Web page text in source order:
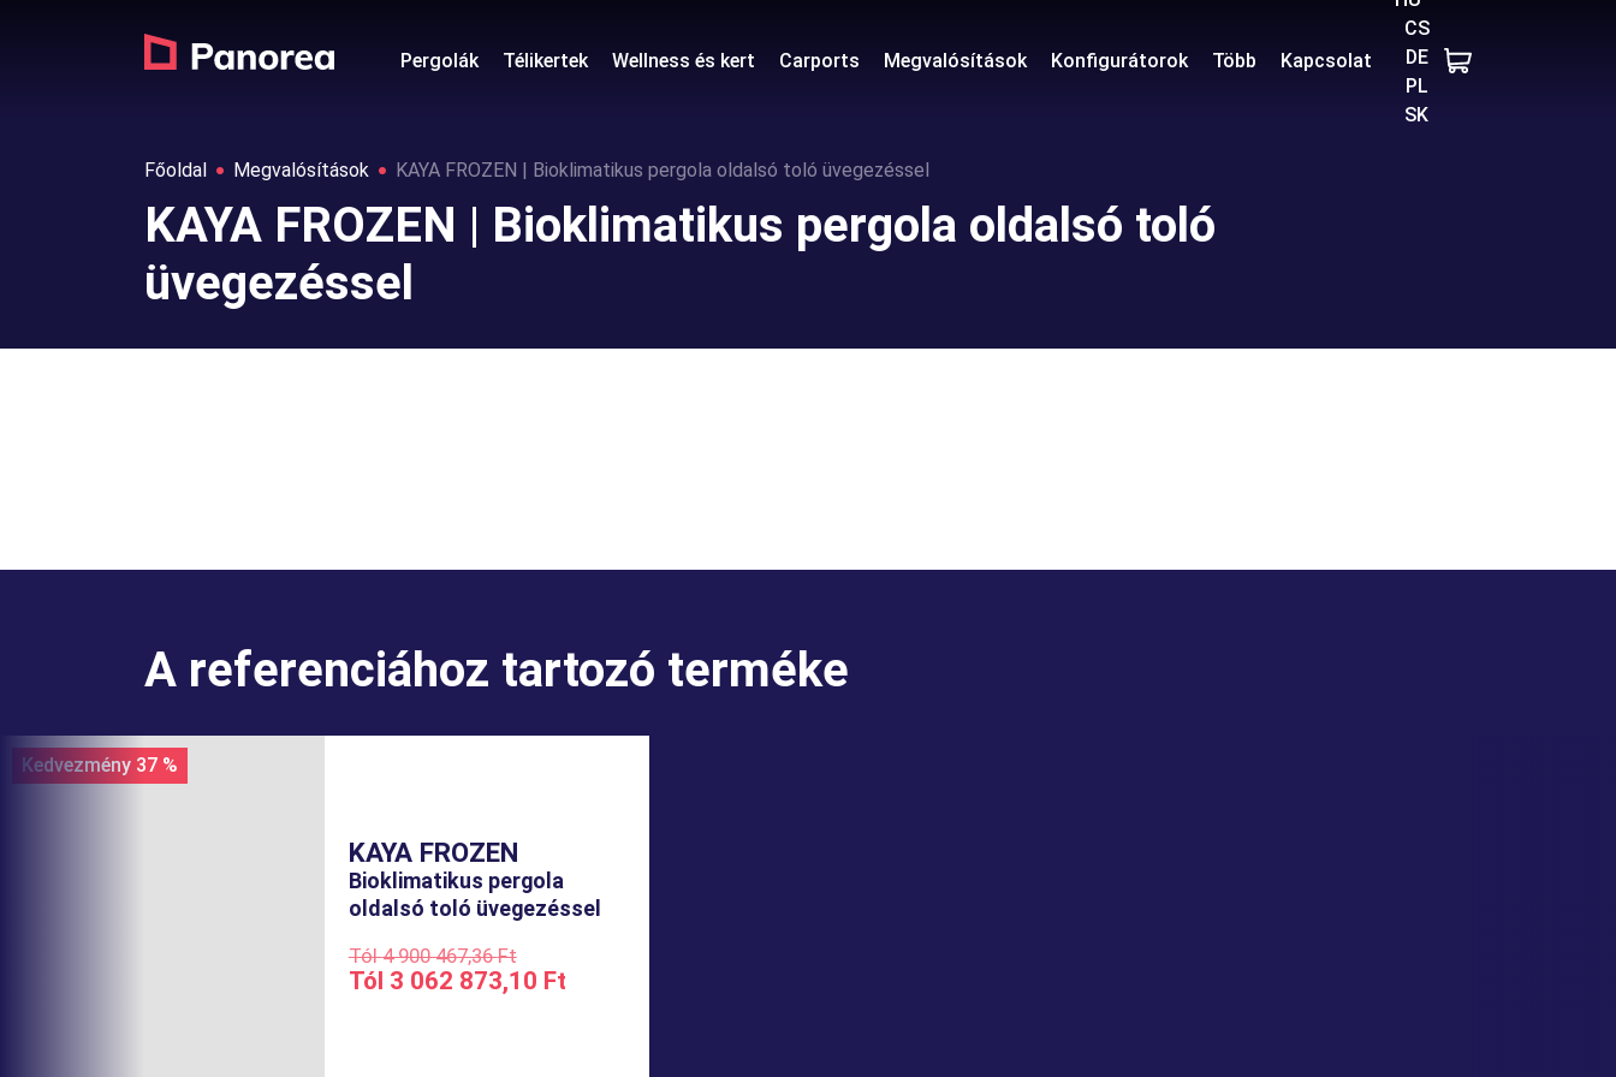
Pergolák Télikertek Wellness és kert Carports Megvalósítások Konfigurátorok Több Kapcsolat
CS
DE
PL
SK
Főoldal Megvalósítások KAYA FROZEN | Bioklimatikus pergola oldalsó toló üvegezéssel
KAYA FROZEN | Bioklimatikus pergola oldalsó toló
üvegezéssel
A referenciához tartozó terméke
Kedvezmény 37 %
KAYA FROZEN
Bioklimatikus pergola
oldalsó toló üvegezéssel
Tól4 900 467,36Ft
Tól 3 062 873,10 Ft